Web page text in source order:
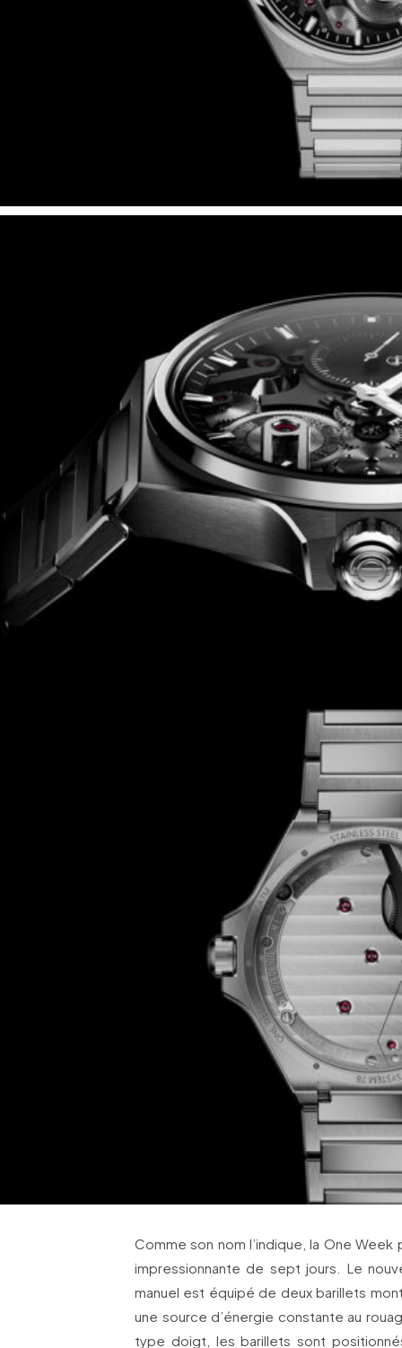
Comme son nom l’indique, la One
impressionnante de sept jours. Le
manuel est équipé de deux barillets
une source d’énergie constante au
type doigt, les barillets sont